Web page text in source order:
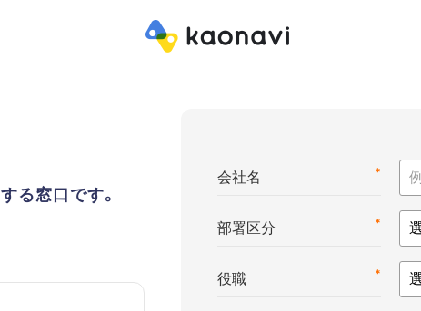
る窓口です。
*
会社名
*
部署区分
*
役職